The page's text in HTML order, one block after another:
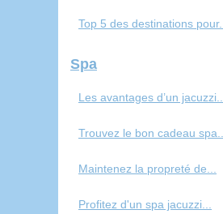
Top 5 des destinations pour...
Spa
Les avantages d’un jacuzzi...
Trouvez le bon cadeau spa...
Maintenez la propreté de...
Profitez d'un spa jacuzzi...